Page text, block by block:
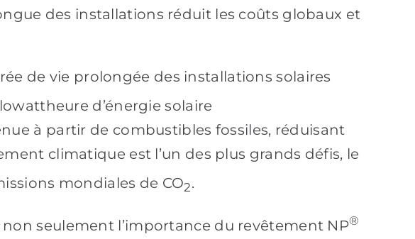
des installations réduit les coûts globaux et
de vie prolongée des installations solaires
d’énergie solaire
à partir de combustibles fossiles, réduisant
climatique est l’un des plus grands défis, le
mondiales de CO2.
seulement l’importance du revêtement NP®